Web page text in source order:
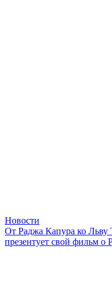
Новости
От Раджа Капура ко
презентует свой фильм о